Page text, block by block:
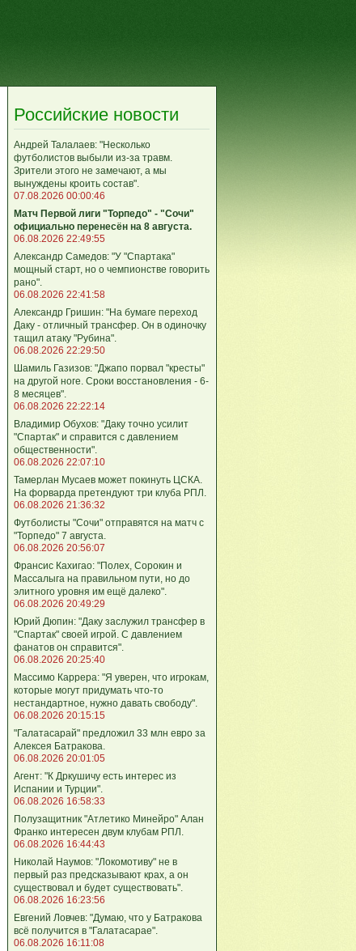
Российские новости
Андрей Талалаев: "Несколько
футболистов выбыли из-за травм.
Зрители этого не замечают, а мы
вынуждены кроить состав".
07.08.2026 00:00:46
Матч Первой лиги "Торпедо" - "Сочи"
официально перенесён на 8 августа.
06.08.2026 22:49:55
Александр Самедов: "У "Спартака"
мощный старт, но о чемпионстве говорить
рано".
06.08.2026 22:41:58
Александр Гришин: "На бумаге переход
Даку - отличный трансфер. Он в одиночку
тащил атаку "Рубина".
06.08.2026 22:29:50
Шамиль Газизов: "Джапо порвал "кресты"
на другой ноге. Сроки восстановления - 6-
8 месяцев".
06.08.2026 22:22:14
Владимир Обухов: "Даку точно усилит
"Спартак" и справится с давлением
общественности".
06.08.2026 22:07:10
Тамерлан Мусаев может покинуть ЦСКА.
На форварда претендуют три клуба РПЛ.
06.08.2026 21:36:32
Футболисты "Сочи" отправятся на матч с
"Торпедо" 7 августа.
06.08.2026 20:56:07
Франсис Кахигао: "Полех, Сорокин и
Массалыга на правильном пути, но до
элитного уровня им ещё далеко".
06.08.2026 20:49:29
Юрий Дюпин: "Даку заслужил трансфер в
"Спартак" своей игрой. С давлением
фанатов он справится".
06.08.2026 20:25:40
Массимо Каррера: "Я уверен, что игрокам,
которые могут придумать что-то
нестандартное, нужно давать свободу".
06.08.2026 20:15:15
"Галатасарай" предложил 33 млн евро за
Алексея Батракова.
06.08.2026 20:01:05
Агент: "К Дркушичу есть интерес из
Испании и Турции".
06.08.2026 16:58:33
Полузащитник "Атлетико Минейро" Алан
Франко интересен двум клубам РПЛ.
06.08.2026 16:44:43
Николай Наумов: "Локомотиву" не в
первый раз предсказывают крах, а он
существовал и будет существовать".
06.08.2026 16:23:56
Евгений Ловчев: "Думаю, что у Батракова
всё получится в "Галатасарае".
06.08.2026 16:11:08